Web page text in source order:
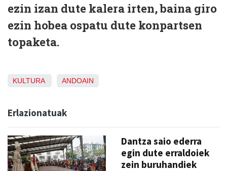
ezin izan dute kalera irten, baina giro
ezin hobea ospatu dute konpartsen
topaketa.
KULTURA ANDOAIN
Erlazionatuak
Dantza saio ederra
egin dute erraldoiek
zein buruhandiek